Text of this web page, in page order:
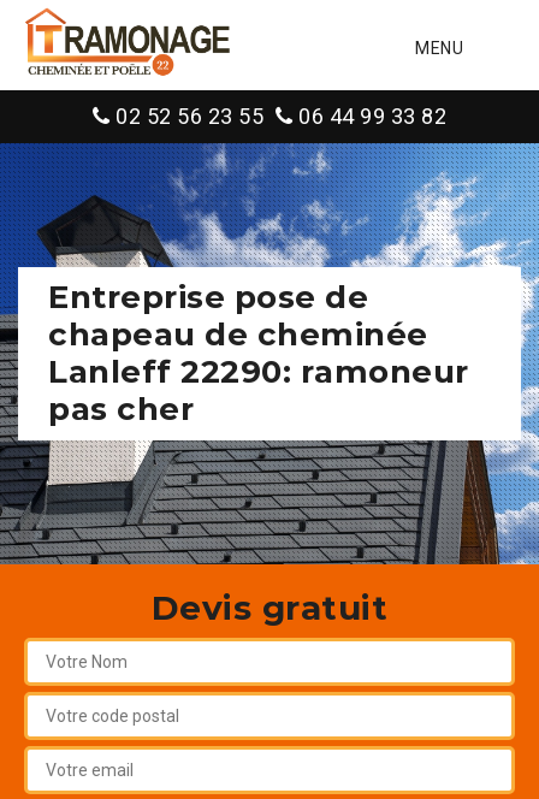
MENU
02 52 56 23 55 06 44 99 33 82
Entreprise pose de
chapeau de cheminée
Lanleff 22290: ramoneur
pas cher
Devis gratuit